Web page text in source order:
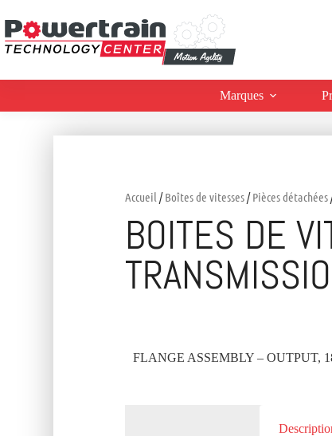
Marques
Accueil /Boîtes de vitesses/Pièces détachées
BOITES DE
FLANGE ASSEMBLY – OUTPUT,